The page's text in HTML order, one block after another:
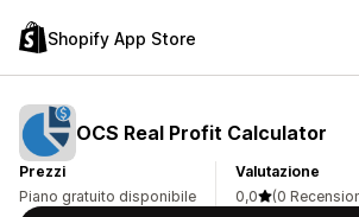
Shopify App Store
OCS Real Profit Calculator
Prezzi
Piano gratuito disponibile
Valutazione
0,0
(0